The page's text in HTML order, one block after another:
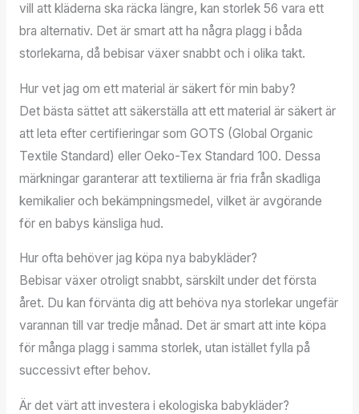
vill att kläderna ska räcka längre, kan storlek 56 vara ett
bra alternativ. Det är smart att ha några plagg i båda
storlekarna, då bebisar växer snabbt och i olika takt.
Hur vet jag om ett material är säkert för min baby?
Det bästa sättet att säkerställa att ett material är säkert är
att leta efter certifieringar som GOTS (Global Organic
Textile Standard) eller Oeko-Tex Standard 100. Dessa
märkningar garanterar att textilierna är fria från skadliga
kemikalier och bekämpningsmedel, vilket är avgörande
för en babys känsliga hud.
Hur ofta behöver jag köpa nya babykläder?
Bebisar växer otroligt snabbt, särskilt under det första
året. Du kan förvänta dig att behöva nya storlekar ungefär
varannan till var tredje månad. Det är smart att inte köpa
för många plagg i samma storlek, utan istället fylla på
successivt efter behov.
Är det värt att investera i ekologiska babykläder?